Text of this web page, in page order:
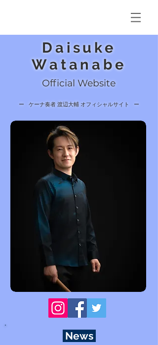
Daisuke
Watanabe
Official Website
​ー ケーナ奏者 渡辺大輔 オフィシャルサイト ー
News